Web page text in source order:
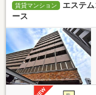
賃貸マンション
エステ
ース